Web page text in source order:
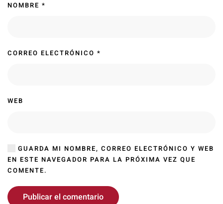
NOMBRE *
CORREO ELECTRÓNICO *
WEB
GUARDA MI NOMBRE, CORREO ELECTRÓNICO Y WEB
EN ESTE NAVEGADOR PARA LA PRÓXIMA VEZ QUE
COMENTE.
Publicar el comentario